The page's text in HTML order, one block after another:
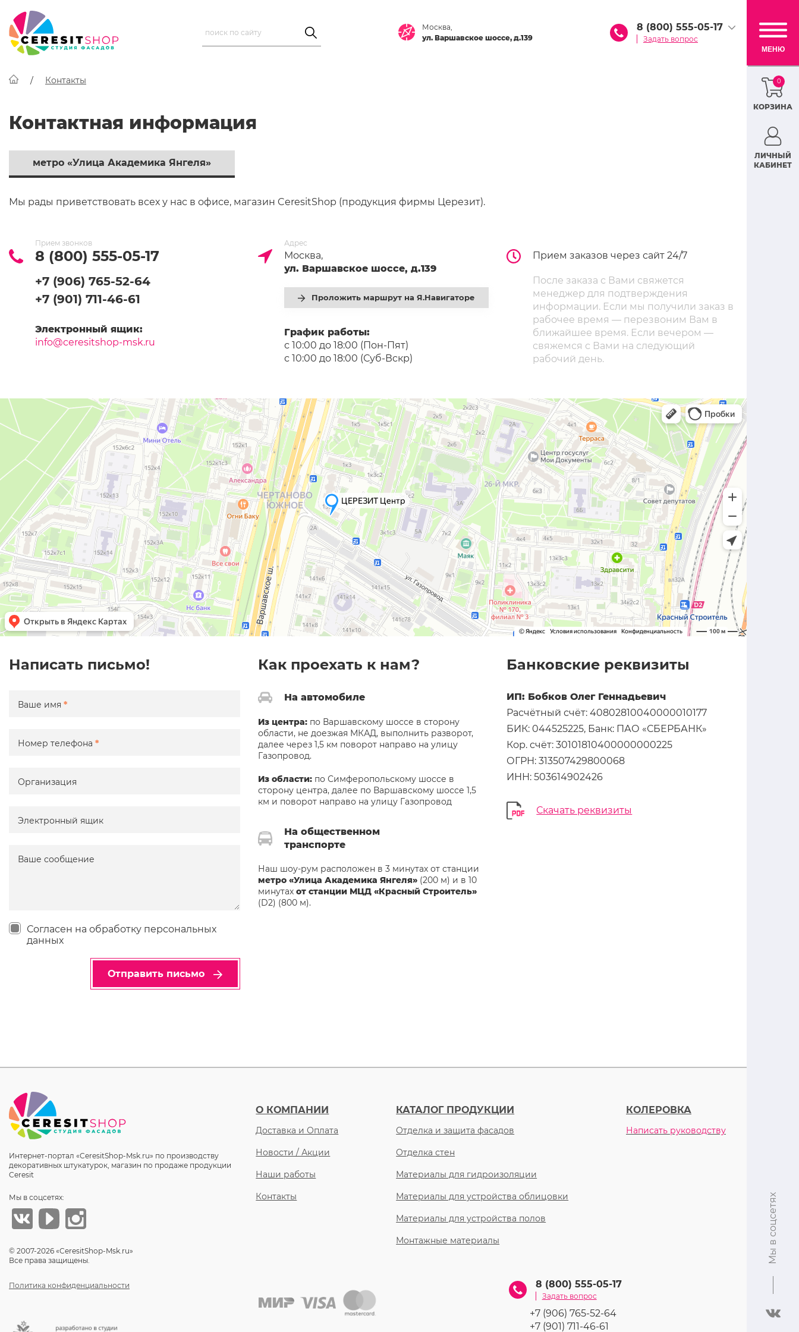
0
КОРЗИНА
ЛИЧНЫЙ
КАБИНЕТ
Мы в соцсетях
МЕНЮ
Москва,
ул. Варшавское шоссе, д.139
8 (800) 555-05-17
Задать вопрос
Контакты
Контактная информация
метро «Улица Академика Янгеля»
Мы рады приветствовать всех у нас в офисе, магазин CeresitShop (продукция фирмы Церезит).
Прием звонков
8 (800) 555-05-17
+7 (906) 765-52-64
+7 (901) 711-46-61
Электронный ящик:
info@ceresitshop-msk.ru
Адрес
Москва,
ул. Варшавское шоссе, д.139
Проложить маршрут на Я.Навигаторе
График работы:
с 10:00 до 18:00 (Пон-Пят)
с 10:00 до 18:00 (Суб-Вcкр)
Прием заказов через сайт 24/7
После заказа с Вами свяжется
менеджер для подтверждения
информации. Если мы получили заказ в
рабочее время — перезвоним Вам в
ближайшее время. Если вечером —
свяжемся с Вами на следующий
рабочий день.
Написать письмо!
Ваше имя *
Номер телефона *
Организация
Электронный ящик
Ваше сообщение
Согласен на обработку персональных
данных
Отправить письмо
Как проехать к нам?
На автомобиле
Из центра:по Варшавскому шоссе в сторону
области, не доезжая МКАД, выполнить разворот,
далее через 1,5 км поворот направо на улицу
Газопровод.
Из области:по Симферопольскому шоссе в
сторону центра, далее по Варшавскому шоссе 1,5
км и поворот направо на улицу Газопровод
На общественном
транспорте
Наш шоу-рум расположен в 3 минутах от станции
метро «Улица Академика Янгеля»(200 м) и в 10
минутах от станции МЦД «Красный Строитель»
(D2) (800 м).
Банковские реквизиты
ИП: Бобков Олег Геннадьевич
Расчётный счёт: 40802810040000010177
БИК: 044525225, Банк: ПАО «СБЕРБАНК»
Кор. счёт: 30101810400000000225
ОГРН: 313507429800068
ИНН: 503614902426
Скачать реквизиты
Интернет-портал «CeresitShop-Msk.ru» по производству
декоративных штукатурок, магазин по продаже продукции
Ceresit
© 2007-2026 «CeresitShop-Msk.ru»
Все права защищены.
О КОМПАНИИ
Доставка и Оплата
Новости / Акции
Наши работы
Контакты
КАТАЛОГ ПРОДУКЦИИ
Отделка и защита фасадов
Отделка стен
Материалы для гидроизоляции
Материалы для устройства облицовки
Материалы для устройства полов
Монтажные материалы
КОЛЕРОВКА
Написать руководству
Мы в соцсетях:
8 (800) 555-05-17
Задать вопрос
+7 (906) 765-52-64
+7 (901) 711-46-61
Политика конфиденциальности